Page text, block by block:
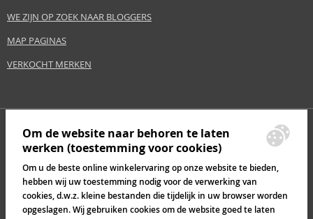
WE ZIJN OP ZOEK NAAR BLOGGERS
MAP PAGINAS
VERKOCHT MERKEN
Om de website naar behoren te laten
werken (toestemming voor cookies)
Om u de beste online winkelervaring op onze website te bieden,
hebben wij uw toestemming nodig voor de verwerking van
cookies, d.w.z. kleine bestanden die tijdelijk in uw browser worden
opgeslagen. Wij gebruiken cookies om de website goed te laten